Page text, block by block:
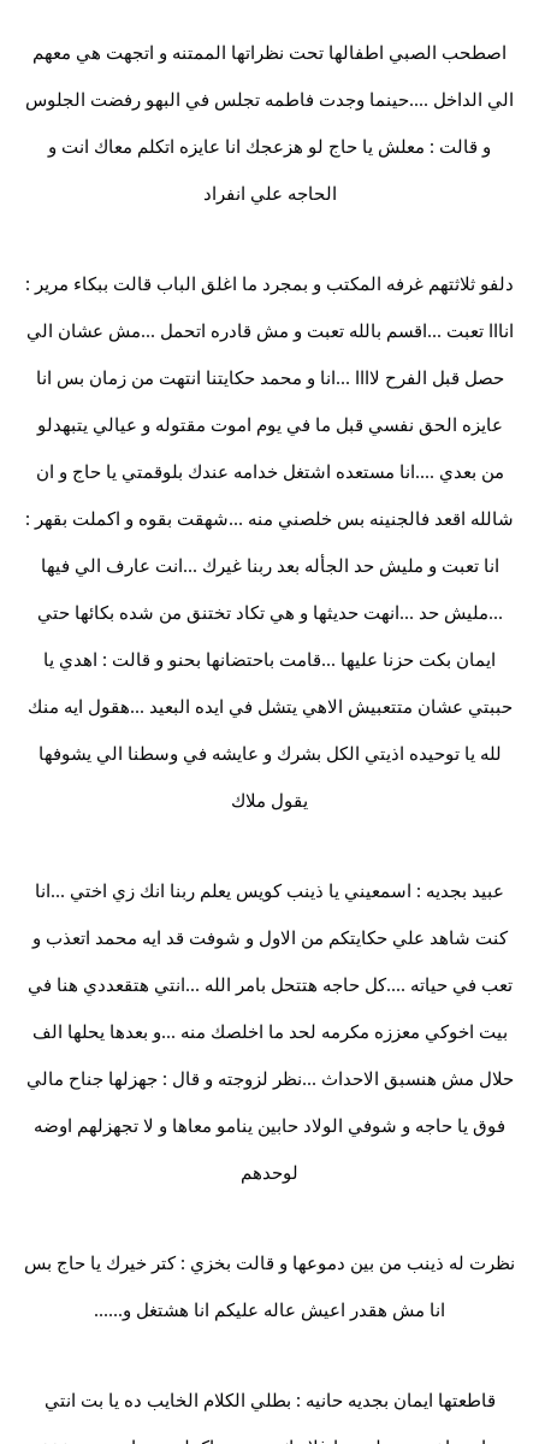
اصطحب الصبي اطفالها تحت نظراتها الممتنه و اتجهت هي معهم
الي الداخل ....حينما وجدت فاطمه تجلس في البهو رفضت الجلوس
و قالت : معلش يا حاج لو هزعجك انا عايزه اتكلم معاك انت و
الحاجه علي انفراد
دلفو ثلاثتهم غرفه المكتب و بمجرد ما اغلق الباب قالت ببكاء مرير :
انااا تعبت ...اقسم بالله تعبت و مش قادره اتحمل ...مش عشان الي
حصل قبل الفرح لاااا ...انا و محمد حكايتنا انتهت من زمان بس انا
عايزه الحق نفسي قبل ما في يوم اموت مقتوله و عيالي يتبهدلو
من بعدي ....انا مستعده اشتغل خدامه عندك بلوقمتي يا حاج و ان
شالله اقعد فالجنينه بس خلصني منه ...شهقت بقوه و اكملت بقهر :
انا تعبت و مليش حد الجأله بعد ربنا غيرك ...انت عارف الي فيها
...مليش حد ...انهت حديثها و هي تكاد تختنق من شده بكائها حتي
ايمان بكت حزنا عليها ...قامت باحتضانها بحنو و قالت : اهدي يا
حببتي عشان متتعبيش الاهي يتشل في ايده البعيد ...هقول ايه منك
لله يا توحيده اذيتي الكل بشرك و عايشه في وسطنا الي يشوفها
يقول ملاك
عبيد بجديه : اسمعيني يا ذينب كويس يعلم ربنا انك زي اختي ...انا
كنت شاهد علي حكايتكم من الاول و شوفت قد ايه محمد اتعذب و
تعب في حياته ....كل حاجه هتتحل بامر الله ...انتي هتقعددي هنا في
بيت اخوكي معززه مكرمه لحد ما اخلصك منه ...و بعدها يحلها الف
حلال مش هنسبق الاحداث ...نظر لزوجته و قال : جهزلها جناح مالي
فوق يا حاجه و شوفي الولاد حابين ينامو معاها و لا تجهزلهم اوضه
لوحدهم
نظرت له ذينب من بين دموعها و قالت بخزي : كتر خيرك يا حاج بس
انا مش هقدر اعيش عاله عليكم انا هشتغل و......
قاطعتها ايمان بجديه حانيه : بطلي الكلام الخايب ده يا بت انتي